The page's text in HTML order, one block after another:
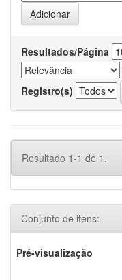
Resultados/Página
Registro(s)
Resultado 1-1 de 1.
Conjunto de itens:
Pré-visualização